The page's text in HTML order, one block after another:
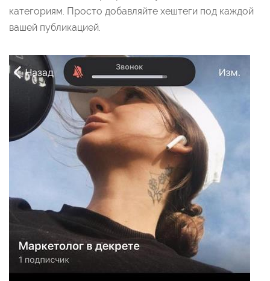
категориям. Просто добавляйте хештеги под каждой
вашей публикацией.